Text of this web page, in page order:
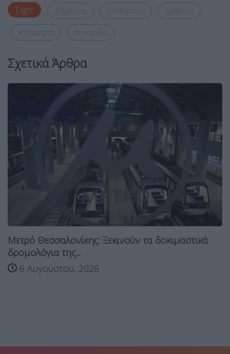
Tags:
Σχετικά Άρθρα
Μετρό Θεσσαλονίκης: Ξεκινούν τα δοκιμαστικά
δρομολόγια της...
6 Αυγούστου, 2026